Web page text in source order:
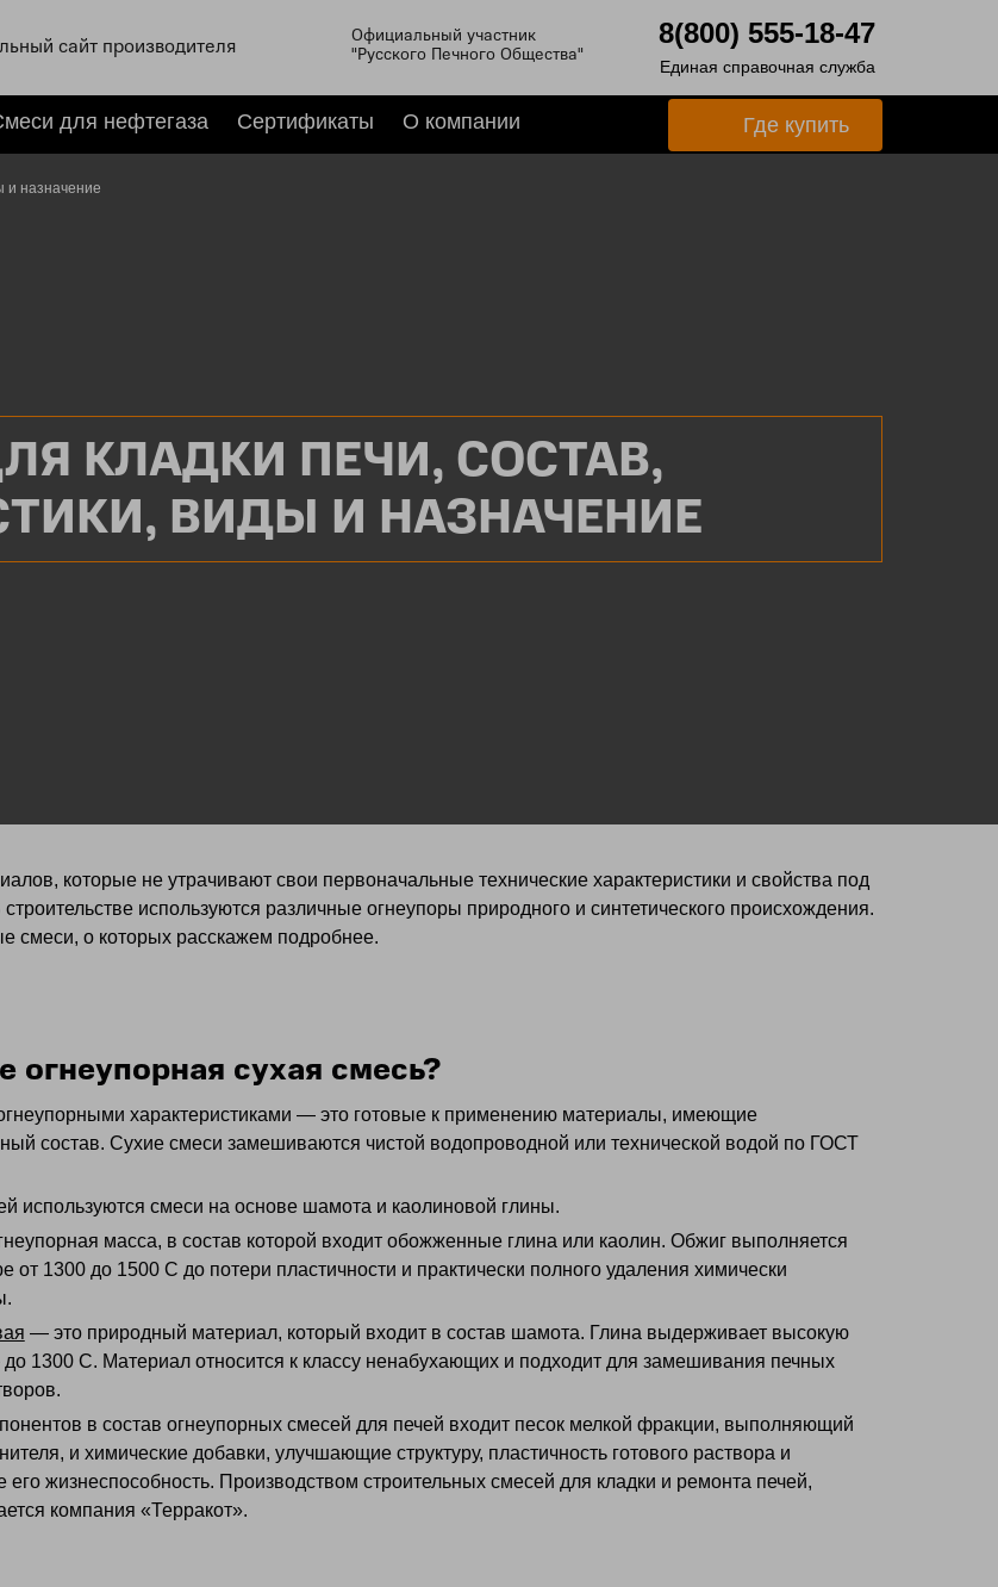
сайт производителя 8(800) 555-18-47
Единая справочная служба
Официальный участник
"Русского Печного Общества"
для нефтегаза Сертификаты О компании Где купить
КЛАДКИ ПЕЧИ, СОСТАВ,
ВИДЫ И НАЗНАЧЕНИЕ
и назначение
которые не утрачивают свои первоначальные технические характеристики и свойства под
используются различные огнеупоры природного и синтетического происхождения.
смеси, о которых расскажем подробнее.
огнеупорная сухая смесь?
характеристиками — это готовые к применению материалы, имеющие
состав. Сухие смеси замешиваются чистой водопроводной или технической водой по ГОСТ
используются смеси на основе шамота и каолиновой глины.
масса, в состав которой входит обожженные глина или каолин. Обжиг выполняется
от 1300 до 1500 C до потери пластичности и практически полного удаления химически
— это природный материал, который входит в состав шамота. Глина выдерживает высокую
1300 С. Материал относится к классу ненабухающих и подходит для замешивания печных
в состав огнеупорных смесей для печей входит песок мелкой фракции, выполняющий
и химические добавки, улучшающие структуру, пластичность готового раствора и
жизнеспособность. Производством строительных смесей для кладки и ремонта печей,
компания «Терракот».